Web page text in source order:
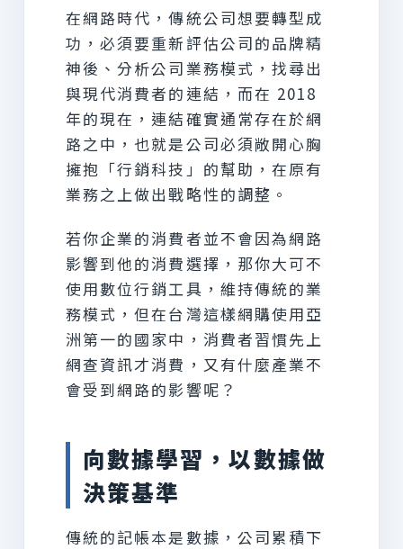
在網路時代，傳統公司想要轉型成
功，必須要重新評估公司的品牌精
神後、分析公司業務模式，找尋出
與現代消費者的連結，而在 2018
年的現在，連結確實通常存在於網
路之中，也就是公司必須敞開心胸
擁抱「行銷科技」的幫助，在原有
業務之上做出戰略性的調整。
若你企業的消費者並不會因為網路
影響到他的消費選擇，那你大可不
使用數位行銷工具，維持傳統的業
務模式，但在台灣這樣網購使用亞
洲第一的國家中，消費者習慣先上
網查資訊才消費，又有什麼產業不
會受到網路的影響呢？
向數據學習，以數據做
決策基準
傳統的記帳本是數據，公司累積下